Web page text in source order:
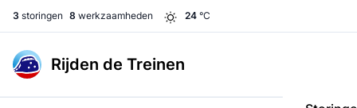
3 storingen 8 werkzaamheden 24 °C
Rijden de Treinen